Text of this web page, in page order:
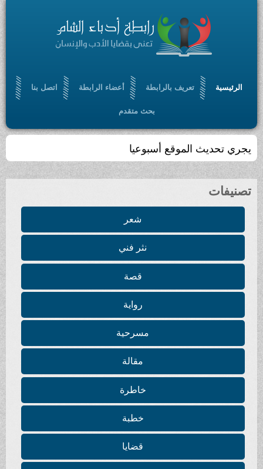
الرئيسية تعريف بالرابطة أعضاء الرابطة اتصل بنا
بحث متقدم
يجري تحديث الموقع أسبوعيا
تصنيفات
شعر
نثر فني
قصة
رواية
مسرحية
مقالة
خاطرة
خطبة
قضايا